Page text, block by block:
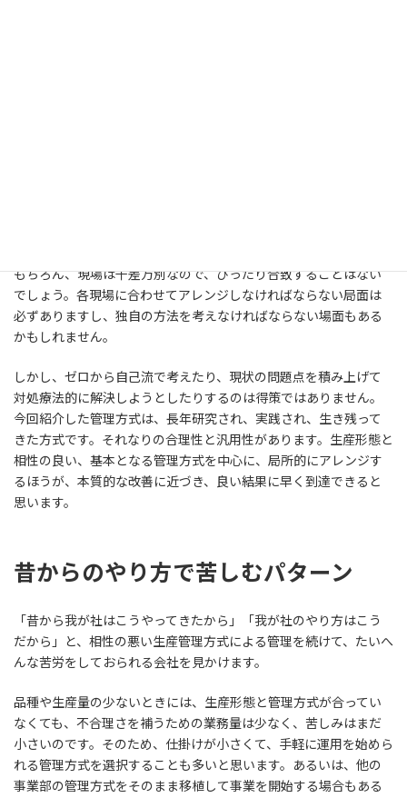
もちろん、現場は千差万別なので、ぴったり合致することはない
でしょう。各現場に合わせてアレンジしなければならない局面は
必ずありますし、独自の方法を考えなければならない場面もある
かもしれません。
しかし、ゼロから自己流で考えたり、現状の問題点を積み上げて
対処療法的に解決しようとしたりするのは得策ではありません。
今回紹介した管理方式は、長年研究され、実践され、生き残って
きた方式です。それなりの合理性と汎用性があります。生産形態と
相性の良い、基本となる管理方式を中心に、局所的にアレンジす
るほうが、本質的な改善に近づき、良い結果に早く到達できると
思います。
昔からのやり方で苦しむパターン
「昔から我が社はこうやってきたから」「我が社のやり方はこう
だから」と、相性の悪い生産管理方式による管理を続けて、たいへ
んな苦労をしておられる会社を見かけます。
品種や生産量の少ないときには、生産形態と管理方式が合ってい
なくても、不合理さを補うための業務量は少なく、苦しみはまだ
小さいのです。そのため、仕掛けが小さくて、手軽に運用を始めら
れる管理方式を選択することも多いと思います。あるいは、他の
事業部の管理方式をそのまま移植して事業を開始する場合もある